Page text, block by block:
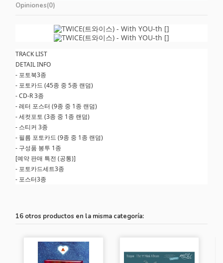
Opiniones(0)
TRACK LIST
DETAIL INFO
- 포토북3종
- 포토카드 (45종 중 5종 랜덤)
- CD-R 3종
- 레터 포스터 (9종 중 1종 랜덤)
- 세컷포토 (3종 중 1종 랜덤)
- 스티커 3종
- 필름 포토카드 (9종 중 1종 랜덤)
- 구성품 봉투 1종
[예약 판매 특전 (공통)]
- 포토카드세트3종
- 포스터3종
16 otros productos en la misma categoría: